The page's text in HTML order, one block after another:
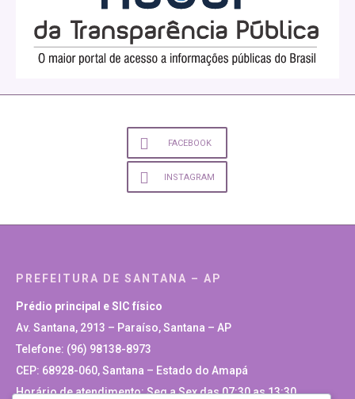
FACEBOOK
INSTAGRAM
PREFEITURA DE SANTANA – AP
Prédio principal e SIC físico
Av. Santana, 2913 – Paraíso, Santana – AP
Telefone: (96) 98138-8973
CEP: 68928-060, Santana – Estado do Amapá
Horário de atendimento: Seg a Sex das 07:30 as 13:30